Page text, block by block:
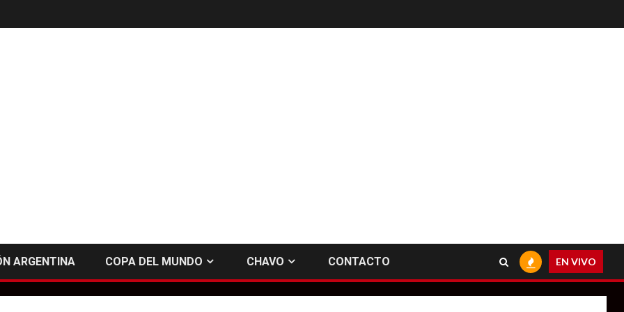
ARGENTINA COPA DEL MUNDO CHAVO CONTACTO EN VIVO